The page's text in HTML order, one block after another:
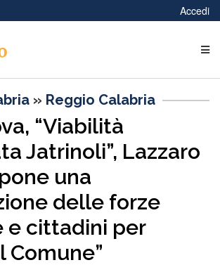
Accedi
» Reggio Calabria
“Viabilità
Jatrinoli”, Lazzaro
una
delle forze
e cittadini per
Comune”